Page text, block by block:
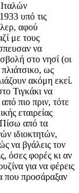
υπό τις
αφού
με τους
να
στο νησί (οι
ως
ακόμη εκεί.
Τιγκάκι να
πιο πριν, τότε
εταιρείας
από τα
ιδιοκτητών,
να βγάλεις τον
όσες φορές κι αν
για να φέρεις
που προσάραξαν